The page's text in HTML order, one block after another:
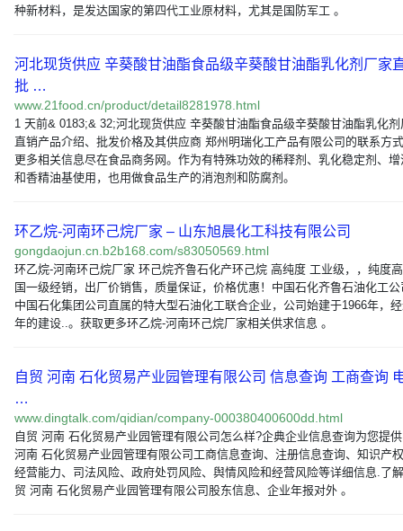
种新材料，是发达国家的第四代工业原材料，尤其是国防军工 。
河北现货供应 辛葵酸甘油酯食品级辛葵酸甘油酯乳化剂厂家
批 …
www.21food.cn/product/detail8281978.html
1 天前& 0183;& 32;河北现货供应 辛葵酸甘油酯食品级辛葵酸甘油酯乳化剂
直销产品介绍、批发价格及其供应商 郑州明瑞化工产品有限公司的联系方
更多相关信息尽在食品商务网。作为有特殊功效的稀释剂、乳化稳定剂、增
和香精油基使用，也用做食品生产的消泡剂和防腐剂。
环乙烷-河南环己烷厂家 – 山东旭晨化工科技有限公司
gongdaojun.cn.b2b168.com/s83050569.html
环乙烷-河南环己烷厂家 环己烷齐鲁石化产环己烷 高纯度 工业级，，纯度
国一级经销，出厂价销售，质量保证，价格优惠！中国石化齐鲁石油化工公
中国石化集团公司直属的特大型石油化工联合企业，公司始建于1966年，
年的建设..。获取更多环乙烷-河南环己烷厂家相关供求信息 。
自贸 河南 石化贸易产业园管理有限公司 信息查询 工商查询
…
www.dingtalk.com/qidian/company-000380400600dd.html
自贸 河南 石化贸易产业园管理有限公司怎么样?企典企业信息查询为您提
河南 石化贸易产业园管理有限公司工商信息查询、注册信息查询、知识产
经营能力、司法风险、政府处罚风险、舆情风险和经营风险等详细信息.了
贸 河南 石化贸易产业园管理有限公司股东信息、企业年报对外 。